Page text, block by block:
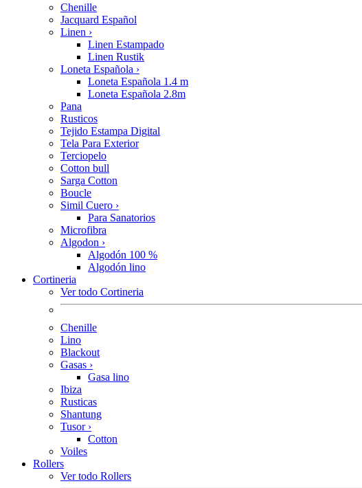
Chenille
Jacquard Español
Linen ›
Linen Estampado
Linen Rustik
Loneta Española ›
Loneta Española 1.4 m
Loneta Española 2.8m
Pana
Rusticos
Tejido Estampa Digital
Tela Para Exterior
Terciopelo
Cotton bull
Sarga Cotton
Boucle
Simil Cuero ›
Para Sanatorios
Microfibra
Algodon ›
Algodón 100 %
Algodón lino
Cortineria
Ver todo Cortineria
Chenille
Lino
Blackout
Gasas ›
Gasa lino
Ibiza
Rusticas
Shantung
Tusor ›
Cotton
Voiles
Rollers
Ver todo Rollers